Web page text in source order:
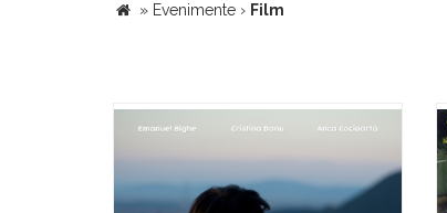
» Evenimente › Film